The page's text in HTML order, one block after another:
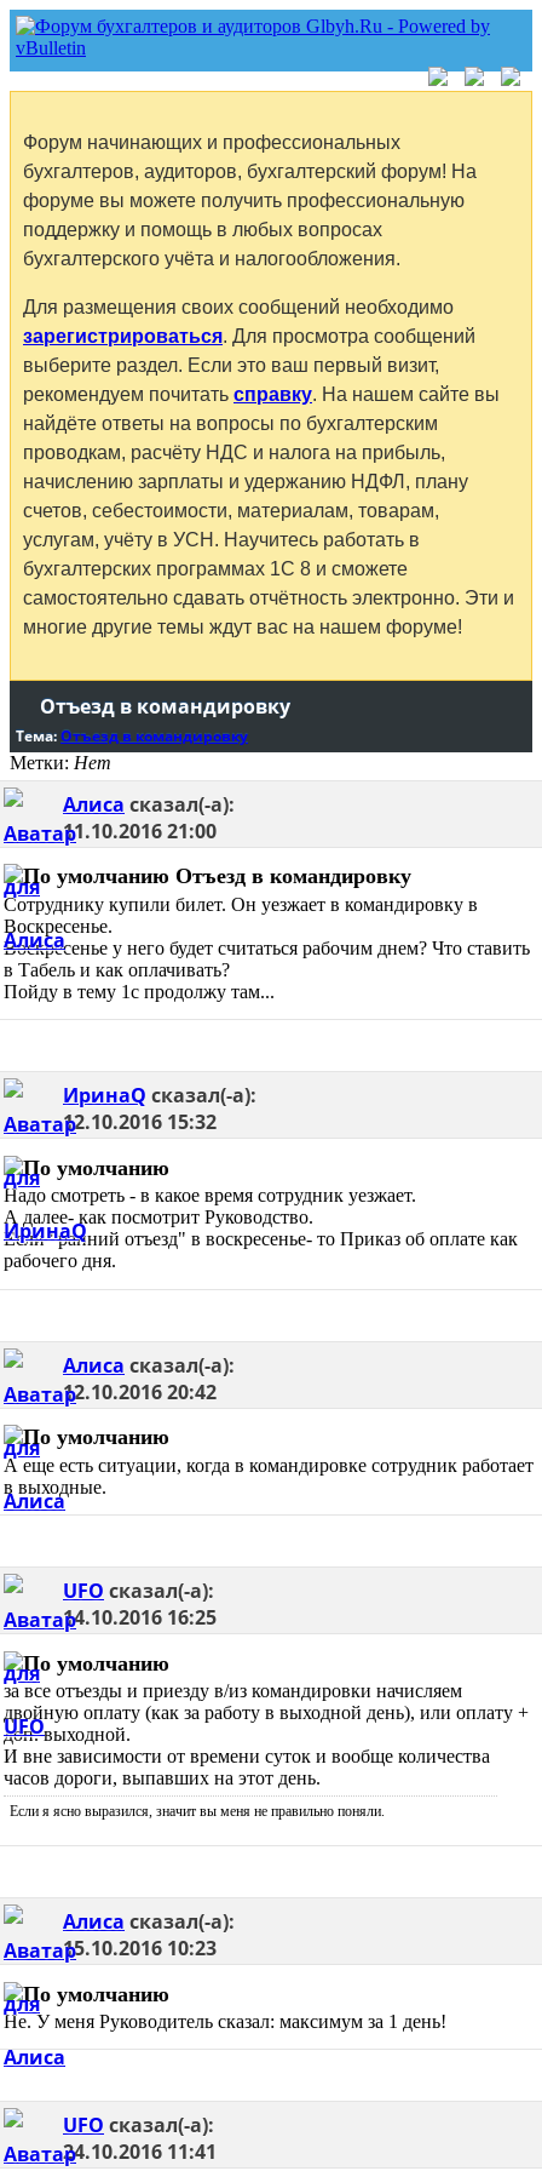
Форум начинающих и профессиональных
бухгалтеров, аудиторов, бухгалтерский форум! На
форуме вы можете получить профессиональную
поддержку и помощь в любых вопросах
бухгалтерского учёта и налогообложения.
Для размещения своих сообщений необходимо
зарегистрироваться. Для просмотра сообщений
выберите раздел. Если это ваш первый визит,
рекомендуем почитать справку. На нашем сайте вы
найдёте ответы на вопросы по бухгалтерским
проводкам, расчёту НДС и налога на прибыль,
начислению зарплаты и удержанию НДФЛ, плану
счетов, себестоимости, материалам, товарам,
услугам, учёту в УСН. Научитесь работать в
бухгалтерских программах 1С 8 и сможете
самостоятельно сдавать отчётность электронно. Эти и
многие другие темы ждут вас на нашем форуме!
Отъезд в командировку
Тема:Отъезд в командировку
Метки: Нет
Алиса сказал(-а):
11.10.201621:00
Отъезд в командировку
Сотруднику купили билет. Он уезжает в командировку в
Воскресенье.
Воскресенье у него будет считаться рабочим днем? Что ставить
в Табель и как оплачивать?
Пойду в тему 1с продолжу там...
ИринаQ сказал(-а):
12.10.2016 15:32
Надо смотреть - в какое время сотрудник уезжает.
А далее- как посмотрит Руководство.
Если "ранний отъезд" в воскресенье- то Приказ об оплате как
рабочего дня.
Алиса сказал(-а):
12.10.201620:42
А еще есть ситуации, когда в командировке сотрудник работает
в выходные.
UFO сказал(-а):
14.10.2016 16:25
за все отъезды и приезду в/из командировки начисляем
двойную оплату (как за работу в выходной день), или оплату +
доп. выходной.
И вне зависимости от времени суток и вообще количества
часов дороги, выпавших на этот день.
Если я ясно выразился, значит вы меня не правильно поняли.
Алиса сказал(-а):
15.10.2016 10:23
Не. У меня Руководитель сказал: максимум за 1 день!
UFO сказал(-а):
24.10.2016 11:41